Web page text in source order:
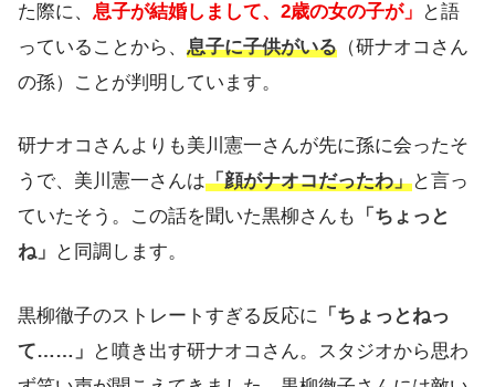
た際に、 息子が結婚しまして、2歳の女の子が」
と語
っていることから、 息子に子供がいる （研ナオコさん
の孫）ことが判明しています。
研ナオコさんよりも美川憲一さんが先に孫に会ったそ
うで、美川憲一さんは「顔がナオコだったわ」と言っ
ていたそう。この話を聞いた黒柳さんも
「ちょっと
ね」
と同調します。
黒柳徹子のストレートすぎる反応に
「ちょっとねっ
て……」
と噴き出す研ナオコさん。スタジオから思わ